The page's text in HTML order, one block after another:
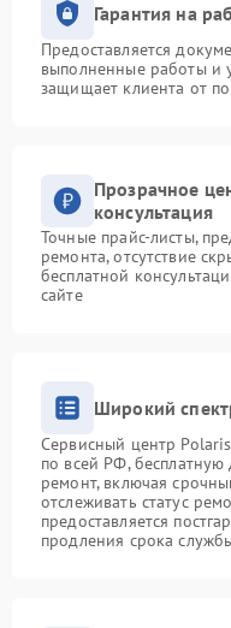
Гарантия на
Предоставляется
выполненные работы и
защищает клиента от
Прозрачное
консультация
Точные прайс-листы,
ремонта, отсутствие
бесплатной
сайте
Широкий
Сервисный центр
по всей РФ, бесплатную
ремонт, включая
отслеживать статус
предоставляется
продления срока